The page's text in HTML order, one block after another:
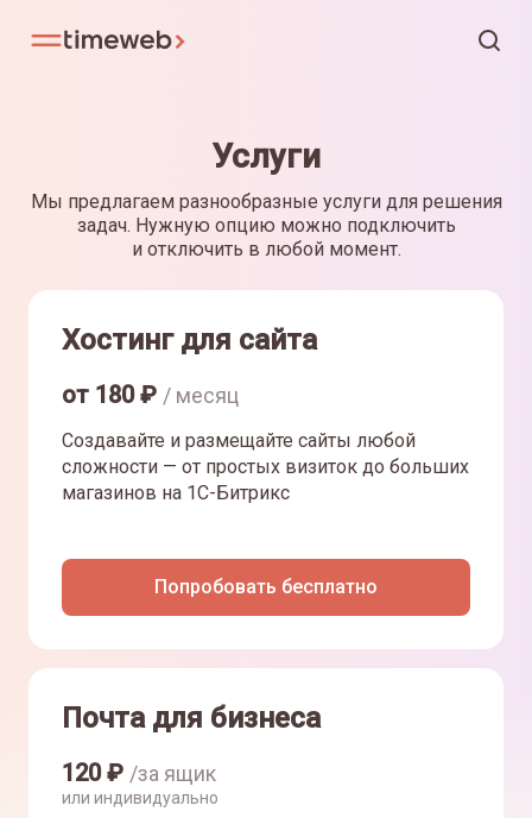
Услуги
Мы предлагаем разнообразные услуги для решения
задач. Нужную опцию можно подключить
и отключить в любой момент.
Хостинг для сайта
от 180₽ / месяц
Создавайте и размещайте сайты любой
сложности — от простых визиток до больших
магазинов на 1С-Битрикс
Попробовать бесплатно
Почта для бизнеса
120₽ /за ящик
или индивидуально